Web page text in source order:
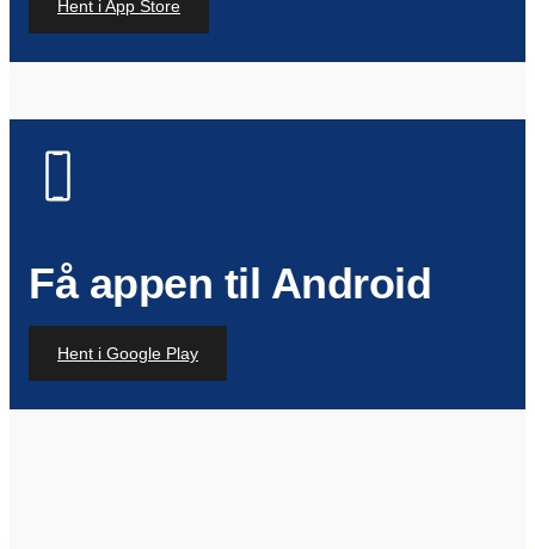
Hent i App Store
Få appen til Android
Hent i Google Play